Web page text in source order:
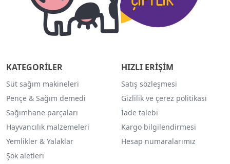
KATEGORİLER
Süt sağım makineleri
Pençe & Sağım demedi
Sağımhane parçaları
Hayvancılık malzemeleri
Yemlikler & Yalaklar
Şok aletleri
HIZLI ERİŞİM
Satış sözleşmesi
Gizlilik ve çerez politikası
İade talebi
Kargo bilgilendirmesi
Hesap numaralarımız